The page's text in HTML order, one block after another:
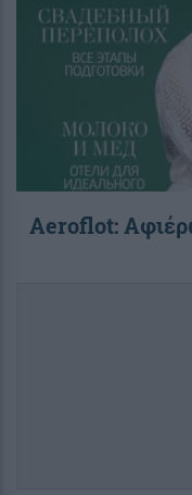
Aeroflot: